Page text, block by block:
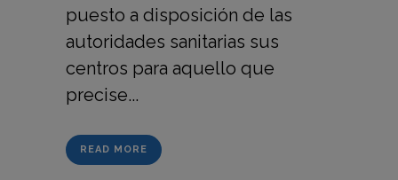
puesto a disposición de las
autoridades sanitarias sus
centros para aquello que
precise...
READ MORE